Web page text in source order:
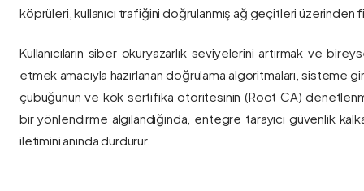
köprüleri, kullanıcı trafiğini doğrulanmış ağ geçitleri üzerinden
Kullanıcıların siber okuryazarlık seviyelerini artırmak ve
etmek amacıyla hazırlanan doğrulama algoritmaları, sisteme
çubuğunun ve kök sertifika otoritesinin (Root CA)
bir yönlendirme algılandığında, entegre tarayıcı güvenlik
iletimini anında durdurur.